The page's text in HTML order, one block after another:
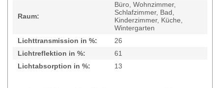
Raum:
Büro, Wohnzimmer,
Schlafzimmer, Bad,
Kinderzimmer, Küche,
Wintergarten
Lichttransmission in %:
26
Lichtreflektion in %:
61
Lichtabsorption in %:
13